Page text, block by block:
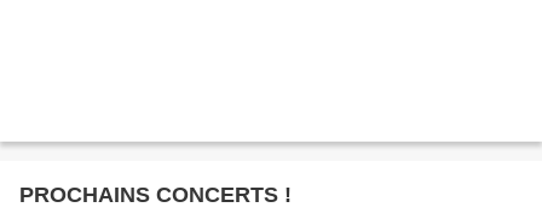
PROCHAINS CONCERTS !